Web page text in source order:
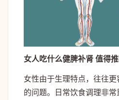
女人吃什么健脾补肾 值得
女性由于生理特点，往往
的问题。日常饮食调理非